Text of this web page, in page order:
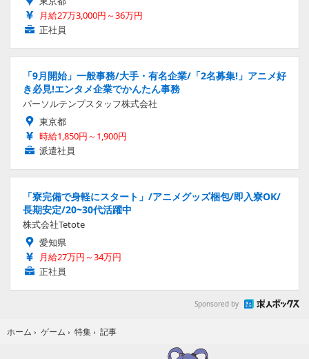
月給27万3,000円～36万円
正社員
「9月開始」一般事務/大手・有名企業/「2名募集!」アニメ好
き必見!エンタメ企業でかんたん事務
パーソルテンプスタッフ株式会社
東京都
時給1,850円～1,900円
派遣社員
「寮完備で身軽にスタート」/アニメグッズ梱包/即入寮OK/
長期安定/20~30代活躍中
株式会社Tetote
愛知県
月給27万円～34万円
正社員
Sponsored by
ホーム › ゲーム › 特集 › 記事